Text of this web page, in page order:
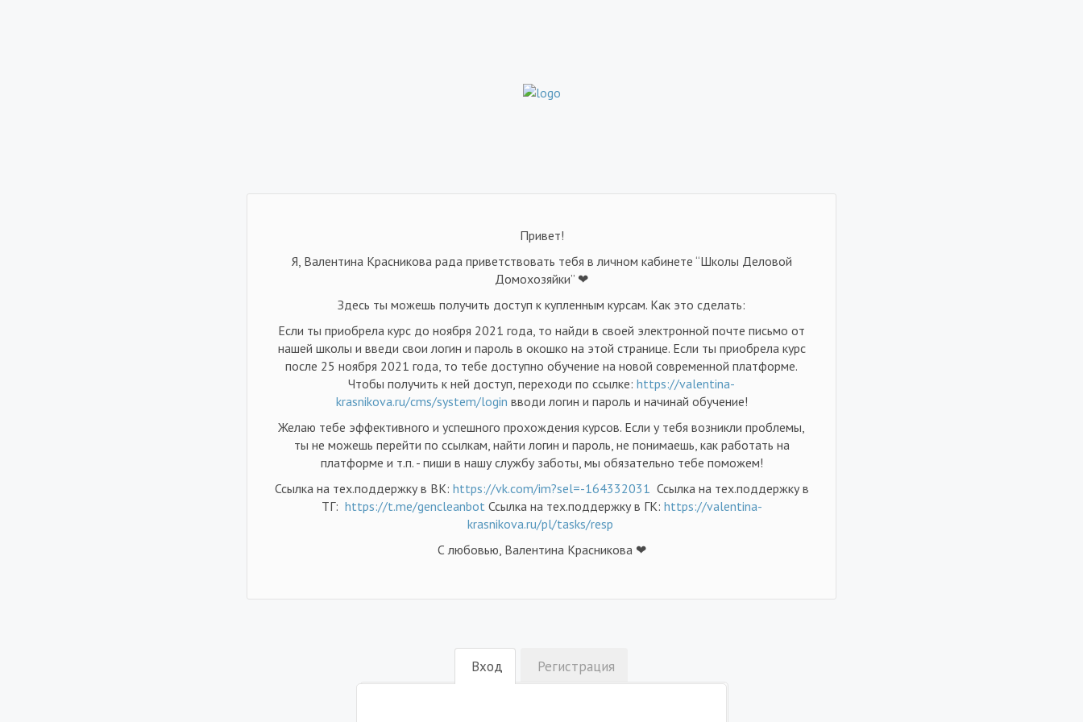
Привет!
Я, Валентина Красникова рада приветствовать тебя в личном кабинете “Школы Деловой
Домохозяйки” ❤
Здесь ты можешь получить доступ к купленным курсам. Как это сделать:
Если ты приобрела курс до ноября 2021 года, то найди в своей электронной почте письмо от
нашей школы и введи свои логин и пароль в окошко на этой странице. Если ты приобрела курс
после 25 ноября 2021 года, то тебе доступно обучение на новой современной платформе.
Чтобы получить к ней доступ, переходи по ссылке: https://valentina-
krasnikova.ru/cms/system/login вводи логин и пароль и начинай обучение!
Желаю тебе эффективного и успешного прохождения курсов. Если у тебя возникли проблемы,
ты не можешь перейти по ссылкам, найти логин и пароль, не понимаешь, как работать на
платформе и т.п. - пиши в нашу службу заботы, мы обязательно тебе поможем!
Ссылка на тех.поддержку в ВК: https://vk.com/im?sel=-164332031 Ссылка на тех.поддержку в
ТГ: https://t.me/gencleanbotСсылка на тех.поддержку в ГК: https://valentina-
krasnikova.ru/pl/tasks/resp
С любовью, Валентина Красникова ❤
Вход Регистрация